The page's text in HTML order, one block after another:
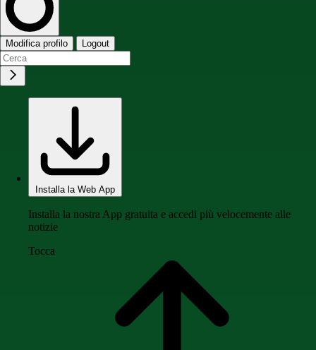
Modifica profilo Logout
Installa la Web App
Installa la nostra App gratuita e accedi più velocemente alle
notizie
Tocca